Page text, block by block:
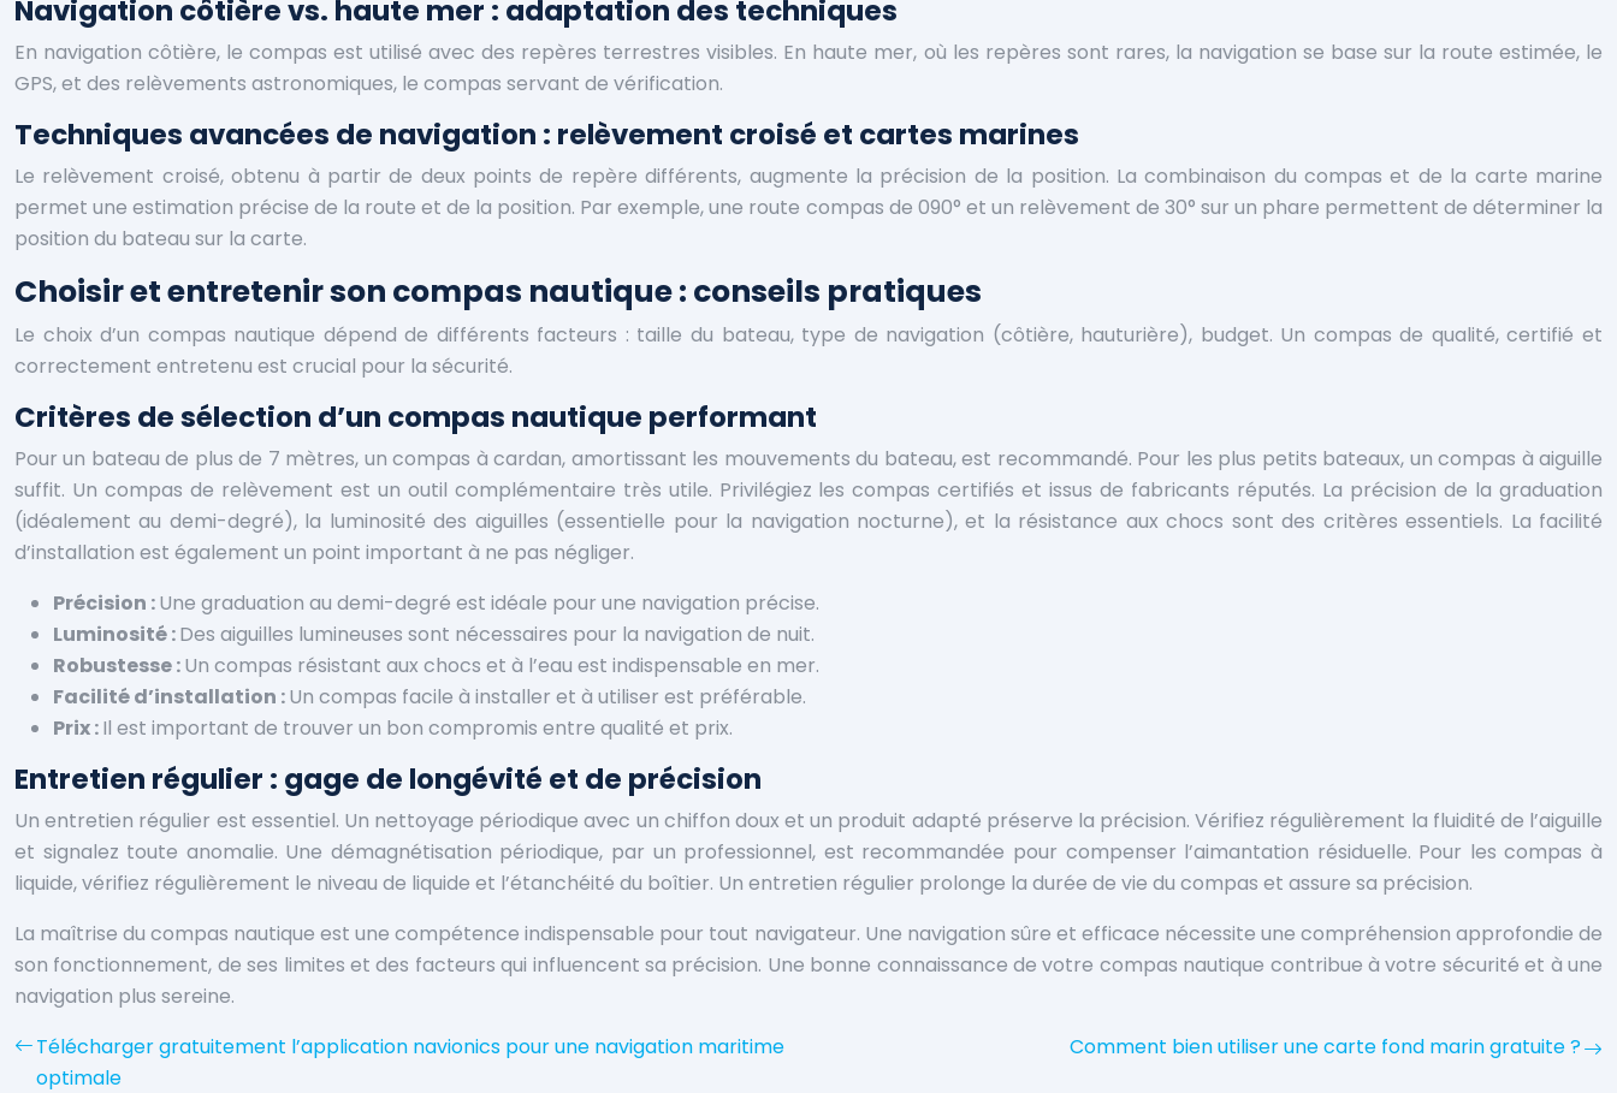
Navigation côtière vs. haute mer : adaptation des techniques
En navigation côtière, le compas est utilisé avec des repères terrestres visibles. En haute mer, où les repères sont rares, la navigation se base sur la route estimée, le
GPS, et des relèvements astronomiques, le compas servant de vérification.
Techniques avancées de navigation : relèvement croisé et cartes marines
Le relèvement croisé, obtenu à partir de deux points de repère différents, augmente la précision de la position. La combinaison du compas et de la carte marine
permet une estimation précise de la route et de la position. Par exemple, une route compas de 090° et un relèvement de 30° sur un phare permettent de déterminer la
position du bateau sur la carte.
Choisir et entretenir son compas nautique : conseils pratiques
Le choix d’un compas nautique dépend de différents facteurs : taille du bateau, type de navigation (côtière, hauturière), budget. Un compas de qualité, certifié et
correctement entretenu est crucial pour la sécurité.
Critères de sélection d’un compas nautique performant
Pour un bateau de plus de 7 mètres, un compas à cardan, amortissant les mouvements du bateau, est recommandé. Pour les plus petits bateaux, un compas à aiguille
suffit. Un compas de relèvement est un outil complémentaire très utile. Privilégiez les compas certifiés et issus de fabricants réputés. La précision de la graduation
(idéalement au demi-degré), la luminosité des aiguilles (essentielle pour la navigation nocturne), et la résistance aux chocs sont des critères essentiels. La facilité
d’installation est également un point important à ne pas négliger.
Précision :Une graduation au demi-degré est idéale pour une navigation précise.
Luminosité :Des aiguilles lumineuses sont nécessaires pour la navigation de nuit.
Robustesse :Un compas résistant aux chocs et à l’eau est indispensable en mer.
Facilité d’installation :Un compas facile à installer et à utiliser est préférable.
Prix :Il est important de trouver un bon compromis entre qualité et prix.
Entretien régulier : gage de longévité et de précision
Un entretien régulier est essentiel. Un nettoyage périodique avec un chiffon doux et un produit adapté préserve la précision. Vérifiez régulièrement la fluidité de l’aiguille
et signalez toute anomalie. Une démagnétisation périodique, par un professionnel, est recommandée pour compenser l’aimantation résiduelle. Pour les compas à
liquide, vérifiez régulièrement le niveau de liquide et l’étanchéité du boîtier. Un entretien régulier prolonge la durée de vie du compas et assure sa précision.
La maîtrise du compas nautique est une compétence indispensable pour tout navigateur. Une navigation sûre et efficace nécessite une compréhension approfondie de
son fonctionnement, de ses limites et des facteurs qui influencent sa précision. Une bonne connaissance de votre compas nautique contribue à votre sécurité et à une
navigation plus sereine.
Télécharger gratuitement l’application navionics pour une navigation maritime
optimale
Comment bien utiliser une carte fond marin gratuite ?